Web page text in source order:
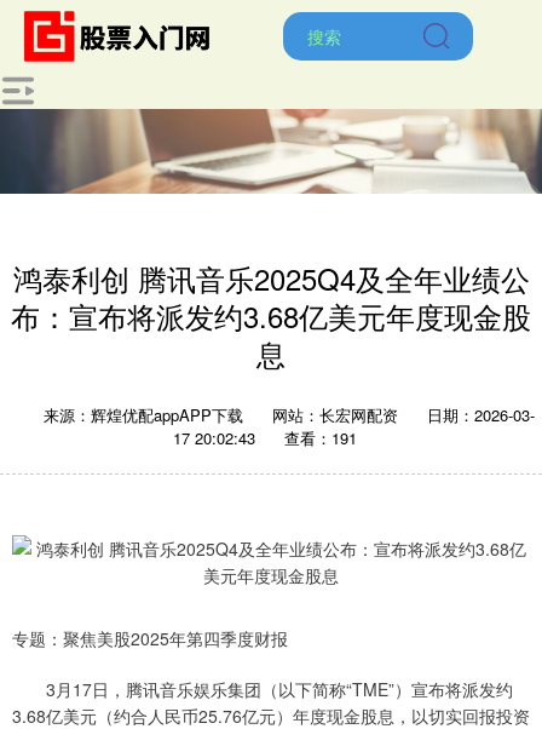
鸿泰利创 腾讯音乐2025Q4及全年业绩公
布：宣布将派发约3.68亿美元年度现金股
息
来源：辉煌优配appAPP下载 网站：长宏网配资
日期：2026-03-
17 20:02:43
查看：191
专题：聚焦美股2025年第四季度财报
3月17日，腾讯音乐娱乐集团（以下简称“TME”）宣布将派发约
3.68亿美元（约合人民币25.76亿元）年度现金股息，以切实回报投资